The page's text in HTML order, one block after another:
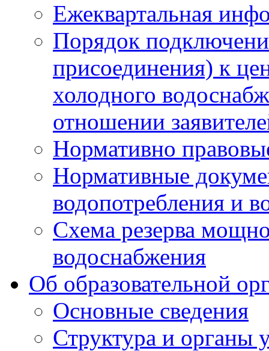
Ежеквартальная
Порядок
присоединения) к
холодного
отношении
Нормативно
Нормативные
водопотребления и
Схема резерва
водоснабжения
Об образовательной
Основные сведения
Структура и органы